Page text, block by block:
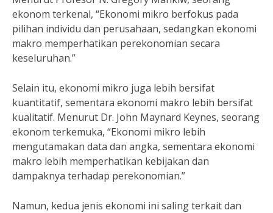
ekonom terkenal, “Ekonomi mikro berfokus pada
pilihan individu dan perusahaan, sedangkan ekonomi
makro memperhatikan perekonomian secara
keseluruhan.”
Selain itu, ekonomi mikro juga lebih bersifat
kuantitatif, sementara ekonomi makro lebih bersifat
kualitatif. Menurut Dr. John Maynard Keynes, seorang
ekonom terkemuka, “Ekonomi mikro lebih
mengutamakan data dan angka, sementara ekonomi
makro lebih memperhatikan kebijakan dan
dampaknya terhadap perekonomian.”
Namun, kedua jenis ekonomi ini saling terkait dan